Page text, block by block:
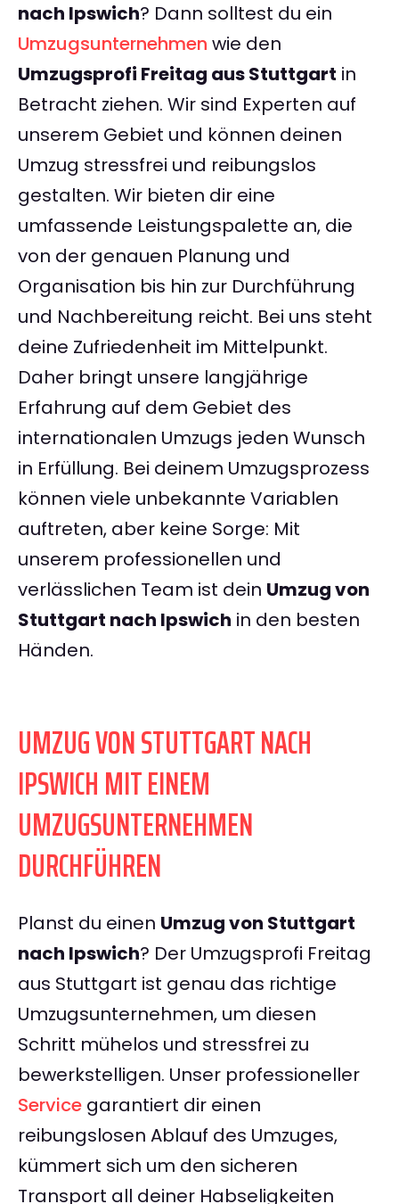
nach Ipswich? Dann solltest du ein
Umzugsunternehmen wie den
Umzugsprofi Freitag aus Stuttgart in
Betracht ziehen. Wir sind Experten auf
unserem Gebiet und können deinen
Umzug stressfrei und reibungslos
gestalten. Wir bieten dir eine
umfassende Leistungspalette an, die
von der genauen Planung und
Organisation bis hin zur Durchführung
und Nachbereitung reicht. Bei uns steht
deine Zufriedenheit im Mittelpunkt.
Daher bringt unsere langjährige
Erfahrung auf dem Gebiet des
internationalen Umzugs jeden Wunsch
in Erfüllung. Bei deinem Umzugsprozess
können viele unbekannte Variablen
auftreten, aber keine Sorge: Mit
unserem professionellen und
verlässlichen Team ist dein Umzug von
Stuttgart nach Ipswich in den besten
Händen.
UMZUG VON STUTTGART NACH
IPSWICH MIT EINEM
UMZUGSUNTERNEHMEN
DURCHFÜHREN
Planst du einen Umzug von Stuttgart
nach Ipswich? Der Umzugsprofi Freitag
aus Stuttgart ist genau das richtige
Umzugsunternehmen, um diesen
Schritt mühelos und stressfrei zu
bewerkstelligen. Unser professioneller
Service garantiert dir einen
reibungslosen Ablauf des Umzuges,
kümmert sich um den sicheren
Transport all deiner Habseligkeiten